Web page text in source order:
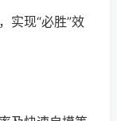
实现“必胜”效